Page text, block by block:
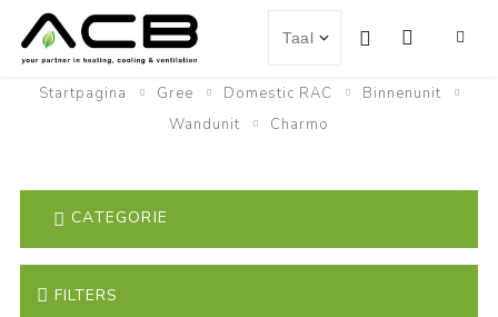
Startpagina Gree Domestic RAC
Binnenunit
Wandunit
Charmo
FILTERS
CATEGORIE